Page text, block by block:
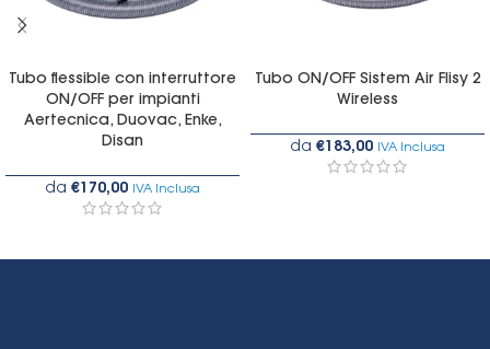
Tubo flessible con interruttore
ON/OFF per impianti
Aertecnica, Duovac, Enke,
Disan
da €170,00 IVA Inclusa
Tubo ON/OFF Sistem Air Flisy 2
Wireless
da €183,00 IVA Inclusa